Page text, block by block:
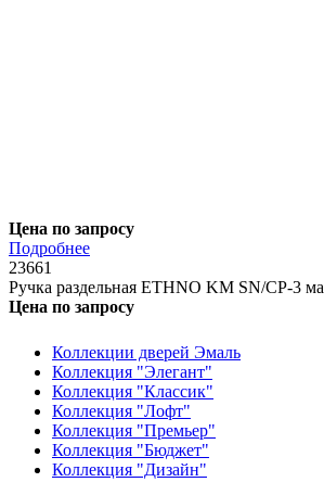
Цена по запросу
Подробнее
23661
Ручка раздельная ETHNO KM SN/CP-3
Цена по запросу
Коллекции дверей Эмаль
Коллекция "Элегант"
Коллекция "Классик"
Коллекция "Лофт"
Коллекция "Премьер"
Коллекция "Бюджет"
Коллекция "Дизайн"